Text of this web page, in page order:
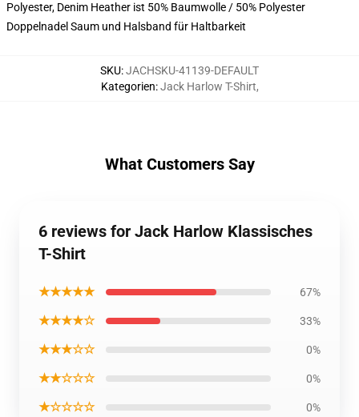
Polyester, Denim Heather ist 50% Baumwolle / 50% Polyester
Doppelnadel Saum und Halsband für Haltbarkeit
SKU:JACHSKU-41139-DEFAULT
Kategorien:Jack Harlow T-Shirt,
What Customers Say
6 reviews for Jack Harlow Klassisches
T-Shirt
★★★★★ 67%
★★★★☆ 33%
★★★☆☆ 0%
★★☆☆☆ 0%
★☆☆☆☆ 0%